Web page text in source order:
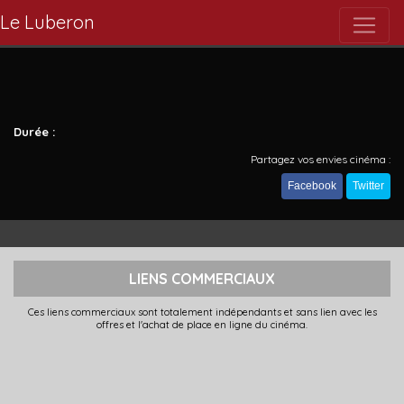
Le Luberon
Durée :
Partagez vos envies cinéma :
Facebook Twitter
LIENS COMMERCIAUX
Ces liens commerciaux sont totalement indépendants et sans lien avec les
offres et l'achat de place en ligne du cinéma.